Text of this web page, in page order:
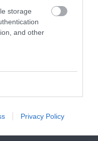
storage
and other
Privacy Policy
Inside Your